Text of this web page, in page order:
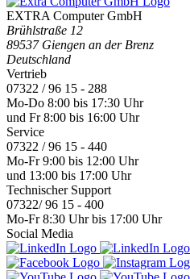
EXTRA Computer GmbH
Brühlstraße 12
89537 Giengen an der Brenz
Deutschland
Vertrieb
07322 / 96 15 - 288
Mo-Do 8:00 bis 17:30 Uhr
und Fr 8:00 bis 16:00 Uhr
Service
07322 / 96 15 - 440
Mo-Fr 9:00 bis 12:00 Uhr
und 13:00 bis 17:00 Uhr
Technischer Support
07322/ 96 15 - 400
Mo-Fr 8:30 Uhr bis 17:00 Uhr
Social Media